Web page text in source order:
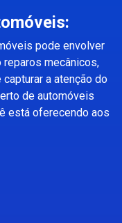
pode envolver
mecânicos,
a atenção do
de automóveis
está oferecendo aos